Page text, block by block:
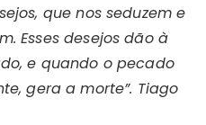
que nos seduzem e
Esses desejos dão à
e quando o pecado
gera a morte”. Tiago